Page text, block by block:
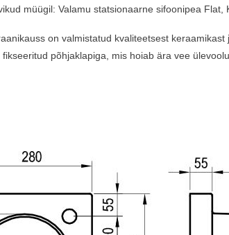
müügil: Valamu statsionaarne sifoonipea Flat,
on valmistatud kvaliteetsest
põhjaklapiga, mis hoiab ära vee ülevoolu.